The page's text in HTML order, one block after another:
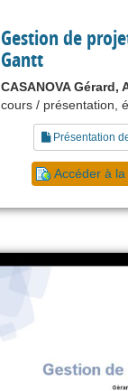
Gestion de
Gantt
CASANOVA Gérard,
cours / présentation,
Présentation
Accéder à la